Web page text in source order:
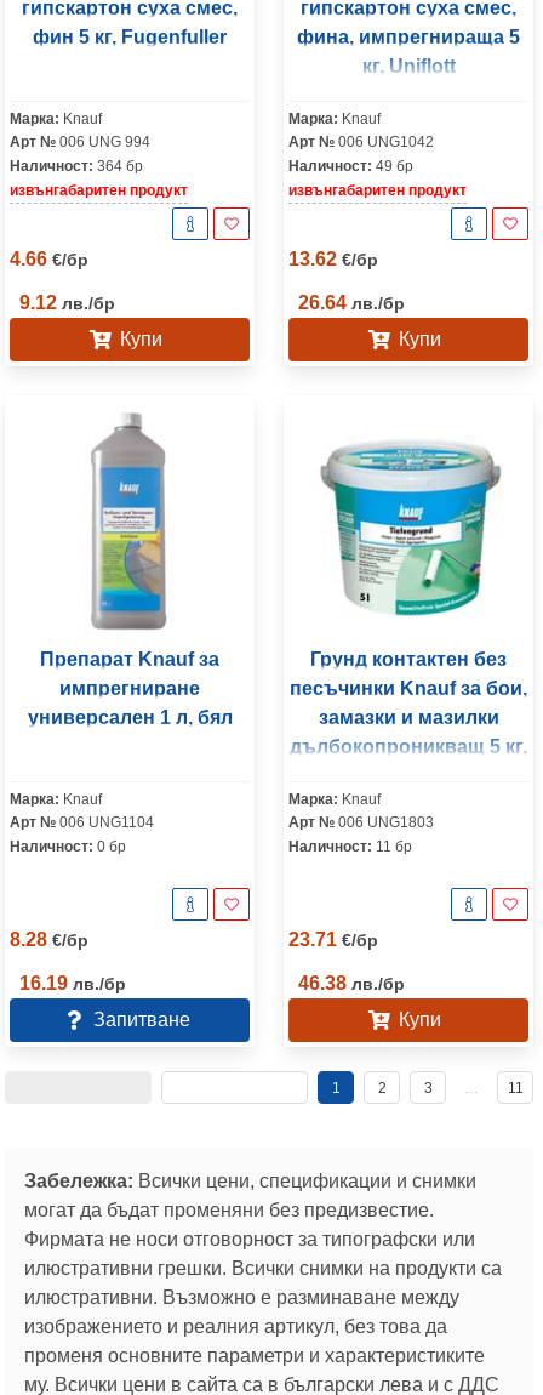
гипскартон суха смес,
фин 5 кг, Fugenfuller
Марка: Knauf
Арт № 006 UNG 994
Наличност: 364 бр
извънгабаритен продукт
4.66 €/бр
9.12 лв./бр
Купи
гипскартон суха смес,
фина, импрегнираща 5
кг, Uniflott
Марка: Knauf
Арт № 006 UNG1042
Наличност: 49 бр
извънгабаритен продукт
13.62 €/бр
26.64 лв./бр
Купи
Препарат Knauf за
импрегниране
универсален 1 л, бял
Марка: Knauf
Арт № 006 UNG1104
Наличност: 0 бр
8.28 €/бр
16.19 лв./бр
Запитване
Грунд контактен без
песъчинки Knauf за бои,
замазки и мазилки
дълбокопроникващ 5 кг,
Марка: Knauf
Арт № 006 UNG1803
Наличност: 11 бр
23.71 €/бр
46.38 лв./бр
Купи
1 2 3 11
Забележка: Всички цени, спецификации и снимки
могат да бъдат променяни без предизвестие.
Фирмата не носи отговорност за типографски или
илюстративни грешки. Всички снимки на продукти са
илюстративни. Възможно е разминаване между
изображението и реалния артикул, без това да
променя основните параметри и характеристиките
му. Всички цени в сайта са в български лева и с ДДС